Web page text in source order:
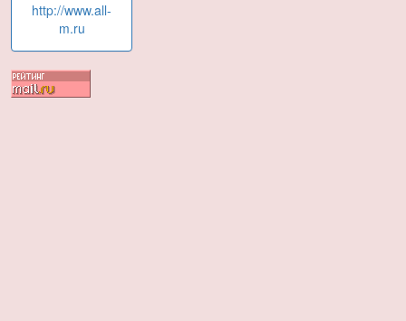
http://www.all-
m.ru